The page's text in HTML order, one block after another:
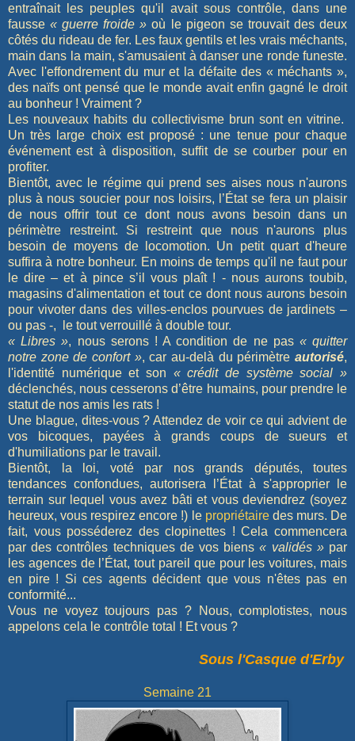
entraînait les peuples qu'il avait sous contrôle, dans une
fausse« guerre froide » où le pigeon se trouvait des deux
côtés du rideau de fer. Les faux gentils et les vrais méchants,
main dans la main, s'amusaient à danser une ronde funeste.
Avec l'effondrement du mur et la défaite des « méchants »,
des naïfs ont pensé que le monde avait enfin gagné le droit
au bonheur ! Vraiment ?
Les nouveaux habits du collectivisme brun sont en vitrine.
Un très large choix est proposé : une tenue pour chaque
événement est à disposition, suffit de se courber pour en
profiter.
Bientôt, avec le régime qui prend ses aises nous n'aurons
plus à nous soucier pour nos loisirs, l’État se fera un plaisir
de nous offrir tout ce dont nous avons besoin dans un
périmètre restreint. Si restreint que nous n'aurons plus
besoin de moyens de locomotion. Un petit quart d'heure
suffira à notre bonheur. En moins de temps qu'il ne faut pour
le dire – et à pince s’il vous plaît ! - nous aurons toubib,
magasins d'alimentation et tout ce dont nous aurons besoin
pour vivoter dans des villes-enclos pourvues de jardinets –
ou pas -, le tout verrouillé à double tour.
« Libres », nous serons ! A condition de ne pas « quitter
notre zone de confort », car au-delà du périmètreautorisé,
l'identité numérique et son « crédit de système social »
déclenchés, nous cesserons d’être humains, pour prendre le
statut de nos amis les rats !
Une blague, dites-vous ? Attendez de voir ce qui advient de
vos bicoques, payées à grands coups de sueurs et
d'humiliations par le travail.
Bientôt, la loi, voté par nos grands députés, toutes
tendances confondues, autorisera l’État à s'approprier le
terrain sur lequel vous avez bâti et vous deviendrez (soyez
heureux, vous respirez encore !) le propriétairedes murs. De
fait, vous posséderez des clopinettes ! Cela commencera
par des contrôles techniques de vos biens« validés »par
les agences de l’État, tout pareil que pour les voitures, mais
en pire ! Si ces agents décident que vous n'êtes pas en
conformité...
Vous ne voyez toujours pas ? Nous, complotistes, nous
appelons cela le contrôle total ! Et vous ?
Sous l'Casque d'Erby
Semaine 21